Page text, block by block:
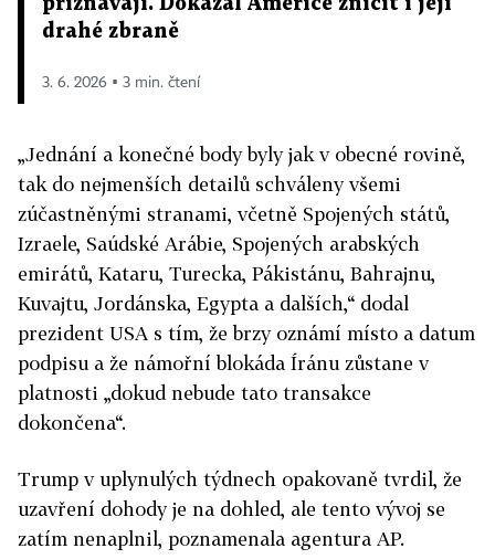
drahé zbraně
3. 6. 2026 ▪ 3 min. čtení
„Jednání a konečné body byly jak v obecné rovině,
tak do nejmenších detailů schváleny všemi
zúčastněnými stranami, včetně Spojených států,
Izraele, Saúdské Arábie, Spojených arabských
emirátů, Kataru, Turecka, Pákistánu, Bahrajnu,
Kuvajtu, Jordánska, Egypta a dalších,“ dodal
prezident USA s tím, že brzy oznámí místo a datum
podpisu a že námořní blokáda Íránu zůstane v
platnosti „dokud nebude tato transakce
dokončena“.
Trump v uplynulých týdnech opakovaně tvrdil, že
uzavření dohody je na dohled, ale tento vývoj se
zatím nenaplnil, poznamenala agentura AP.